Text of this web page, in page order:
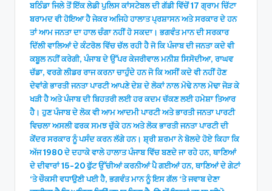
ਬਠਿੰਡਾ ਜਿਲੇ ਤੋਂ ਇੱਕ ਲੇਡੀ ਪੁਲਿਸ ਕਾਂਸਟੇਬਲ ਦੀ ਗੱਡੀ ਵਿੱਚੋਂ 17 ਗ੍ਰਾਮ ਚਿੱਟਾ
ਬਰਾਮਦ ਵੀ ਹੋਇਆ ਹੈ ਜੇਕਰ ਅਜਿਹੇ ਹਾਲਾਤ ਪ੍ਰਸ਼ਾਸਨ ਅਤੇ ਸਰਕਾਰ ਦੇ ਹਨ
ਤਾਂ ਆਮ ਜਨਤਾ ਦਾ ਹਾਲ ਚੰਗਾ ਨਹੀਂ ਹੋ ਸਕਦਾ। ਭਗਵੰਤ ਮਾਨ ਦੀ ਸਰਕਾਰ
ਦਿੱਲੀ ਵਾਲਿਆਂ ਦੇ ਕੰਟਰੋਲ ਵਿੱਚ ਚੱਲ ਰਹੀ ਹੈ ਜੋ ਕਿ ਪੰਜਾਬ ਦੀ ਜਨਤਾ ਕਦੇ ਵੀ
ਕਬੂਲ ਨਹੀਂ ਕਰੇਗੀ, ਪੰਜਾਬ ਦੇ ਉੱਪਰ ਕੇਜਰੀਵਾਲ ਮਨੀਸ਼ ਸਿਸੋਦੀਆ, ਰਾਘਵ
ਚੱਡਾ, ਵਰਗੇ ਲੀਡਰ ਰਾਜ ਕਰਨਾ ਚਾਹੁੰਦੇ ਹਨ ਜੋ ਕਿ ਅਸੀਂ ਕਦੇ ਵੀ ਨਹੀਂ ਹੋਣ
ਦੇਵਾਂਗੇ ਭਾਰਤੀ ਜਨਤਾ ਪਾਰਟੀ ਆਪਣੇ ਦੇਸ਼ ਦੇ ਲੋਕਾਂ ਨਾਲ ਮੋਢੇ ਨਾਲ ਮੋਢਾ ਜੋੜ ਕੇ
ਖੜੀ ਹੈ ਅਤੇ ਪੰਜਾਬ ਦੀ ਬਿਹਤਰੀ ਲਈ ਹਰ ਕਦਮ ਚੱਕਣ ਲਈ ਹਮੇਸ਼ਾ ਤਿਆਰ
ਹੈ। ਹੁਣ ਪੰਜਾਬ ਦੇ ਲੋਕ ਵੀ ਆਮ ਆਦਮੀ ਪਾਰਟੀ ਅਤੇ ਭਾਰਤੀ ਜਨਤਾ ਪਾਰਟੀ
ਵਿਚਲਾ ਅਸਲੀ ਫਰਕ ਸਮਝ ਚੁੱਕੇ ਹਨ ਅਤੇ ਲੋਕ ਭਾਰਤੀ ਜਨਤਾ ਪਾਰਟੀ ਦੀ
ਕੇਂਦਰ ਸਰਕਾਰ ਨੂੰ ਪਸੰਦ ਕਰਨ ਲੱਗੇ ਹਨ। ਸ਼੍ਰੀ ਸ਼ਰਮਾ ਨੇ ਬੋਲਦੇ ਹੋਏ ਕਿਹਾ ਕਿ
ਅੱਜ 1980 ਦੇ ਦਹਾਕੇ ਵਾਲੇ ਹਾਲਾਤ ਪੰਜਾਬ ਵਿੱਚ ਬਣਦੇ ਜਾ ਰਹੇ ਹਨ, ਥਾਣਿਆਂ
ਦੇ ਦੀਵਾਰਾਂ 15-20 ਫੁੱਟ ਉੱਚੀਆਂ ਕਰਨੀਆਂ ਪੈ ਗਈਆਂ ਹਨ, ਥਾਣਿਆਂ ਦੇ ਗੇਟਾਂ
‘ਤੇ ਚੌਕਸੀ ਵਧਾਉਣੀ ਪਈ ਹੈ, ਭਗਵੰਤ ਮਾਨ ਨੂੰ ਇਸ ਗੱਲ ‘ਤੇ ਜਵਾਬ ਦੇਣਾ